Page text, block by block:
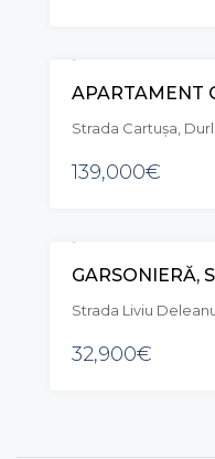
Strada Cartuşa,
139,000€
Strada Liviu
32,900€